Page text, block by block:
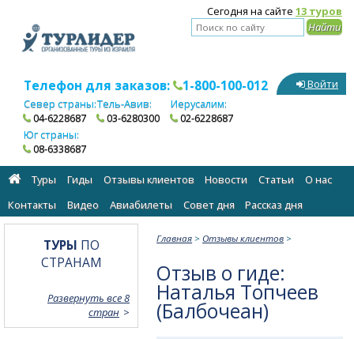
Сегодня на сайте 13 туров
Телефон для заказов: 1-800-100-012
Север страны:
04-6228687
Тель-Авив:
03-6280300
Иерусалим:
02-6228687
Юг страны:
08-6338687
Войти
Туры Гиды Отзывы клиентов Новости Статьи
О нас
Контакты
Видео Авиабилеты Cовет дня Рассказ дня
Главная > Отзывы клиентов >
Отзыв о гиде:
Наталья Топчеев
(Балбочеан)
ТУРЫ ПО
СТРАНАМ
Развернуть все 8
стран